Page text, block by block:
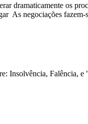
os
As negociações fazem-
Insolvência, Falência,